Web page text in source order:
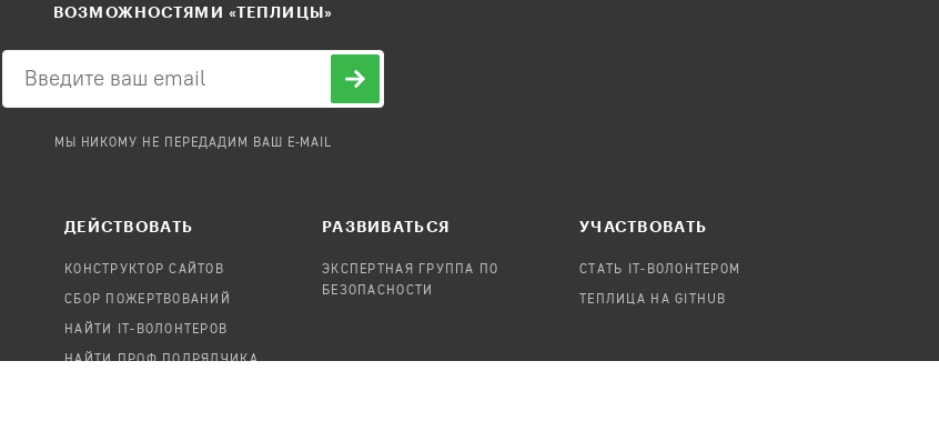
ВОЗМОЖНОСТЯМИ «ТЕПЛИЦЫ»
МЫ НИКОМУ НЕ ПЕРЕДАДИМ ВАШ E-MAIL
ДЕЙСТВОВАТЬ
КОНСТРУКТОР САЙТОВ
СБОР ПОЖЕРТВОВАНИЙ
НАЙТИ IT-ВОЛОНТЕРОВ
НАЙТИ ПРОФ.ПОДРЯДЧИКА
РАЗВИВАТЬСЯ
ЭКСПЕРТНАЯ ГРУППА ПО
БЕЗОПАСНОСТИ
УЧАСТВОВАТЬ
СТАТЬ IT-ВОЛОНТЕРОМ
ТЕПЛИЦА НА GITHUB